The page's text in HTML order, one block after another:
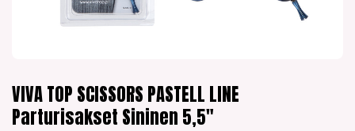
VIVA TOP SCISSORS PASTELL LINE
Parturisakset Sininen 5,5″